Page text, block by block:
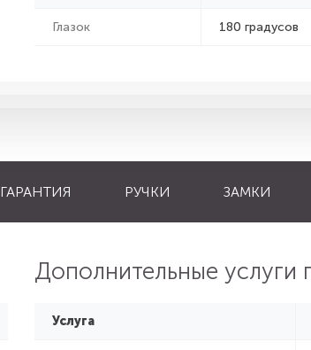
Глазок 180 градусов
ГАРАНТИЯ РУЧКИ ЗАМКИ
Дополнительные услуги
Услуга